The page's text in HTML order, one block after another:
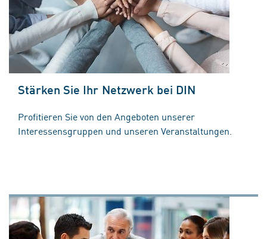
Stärken Sie Ihr Netzwerk bei DIN
Profitieren Sie von den Angeboten unserer
Interessensgruppen und unseren Veranstaltungen.